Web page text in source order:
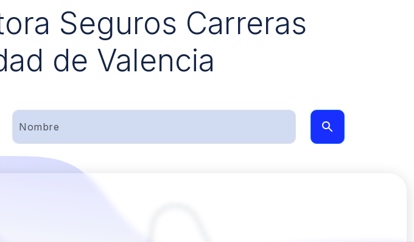
Seguros Carreras
de Valencia